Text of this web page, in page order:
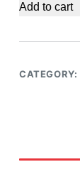
Add to cart
CATEGORY: